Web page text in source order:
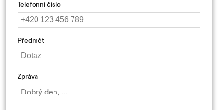
Telefonní číslo
Předmět
Zpráva